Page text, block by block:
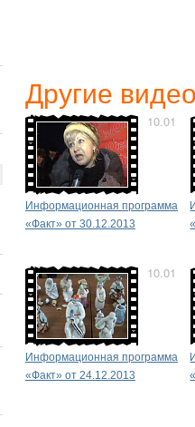
Другие
10.01
Информационная программа
«Факт» от 30.12.2013
10.01
Информационная программа
«Факт» от 24.12.2013